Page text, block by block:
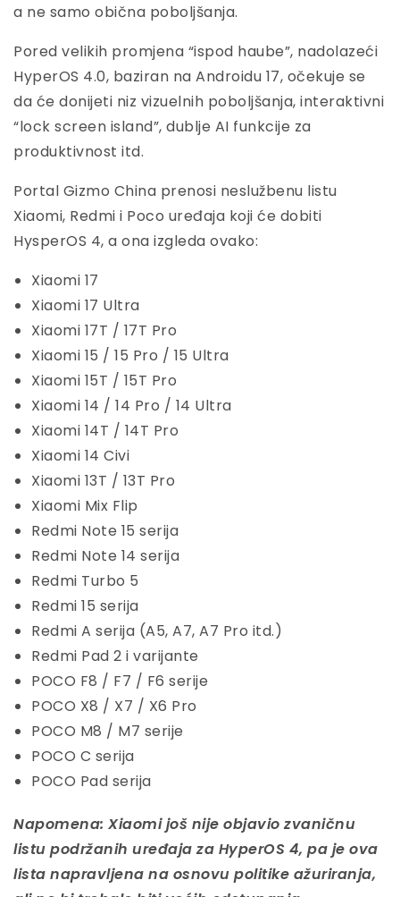
a ne samo obična poboljšanja.
Pored velikih promjena “ispod haube”, nadolazeći
HyperOS 4.0, baziran na Androidu 17, očekuje se
da će donijeti niz vizuelnih poboljšanja, interaktivni
“lock screen island”, dublje AI funkcije za
produktivnost itd.
Portal Gizmo China prenosi neslužbenu listu
Xiaomi, Redmi i Poco uređaja koji će dobiti
HysperOS 4, a ona izgleda ovako:
Xiaomi 17
Xiaomi 17 Ultra
Xiaomi 17T / 17T Pro
Xiaomi 15 / 15 Pro / 15 Ultra
Xiaomi 15T / 15T Pro
Xiaomi 14 / 14 Pro / 14 Ultra
Xiaomi 14T / 14T Pro
Xiaomi 14 Civi
Xiaomi 13T / 13T Pro
Xiaomi Mix Flip
Redmi Note 15 serija
Redmi Note 14 serija
Redmi Turbo 5
Redmi 15 serija
Redmi A serija (A5, A7, A7 Pro itd.)
Redmi Pad 2 i varijante
POCO F8 / F7 / F6 serije
POCO X8 / X7 / X6 Pro
POCO M8 / M7 serije
POCO C serija
POCO Pad serija
Napomena: Xiaomi još nije objavio zvaničnu
listu podržanih uređaja za HyperOS 4, pa je ova
lista napravljena na osnovu politike ažuriranja,